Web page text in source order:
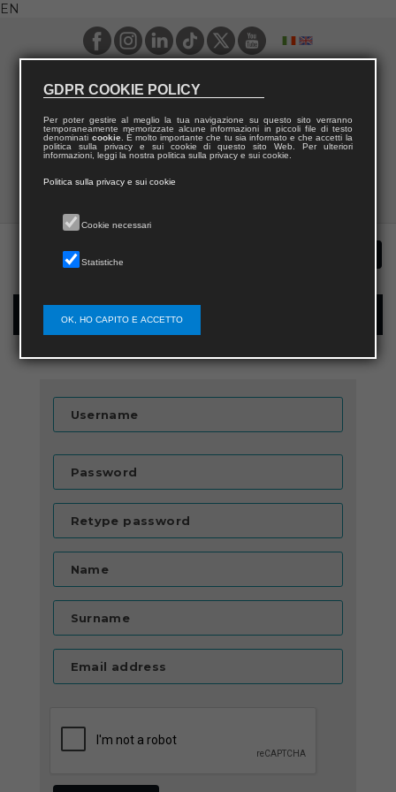
EN
New user registration
Username
Password
Retype password
Name
Surname
Email address
GDPR COOKIE POLICY
Per poter gestire al meglio la tua navigazione su questo sito verranno
temporaneamente memorizzate alcune informazioni in piccoli file di testo
denominati cookie. È molto importante che tu sia informato e che accetti la
politica sulla privacy e sui cookie di questo sito Web. Per ulteriori
informazioni, leggi la nostra politica sulla privacy e sui cookie.
Politica sulla privacy e sui cookie
Cookie necessari
Statistiche
OK, HO CAPITO E ACCETTO